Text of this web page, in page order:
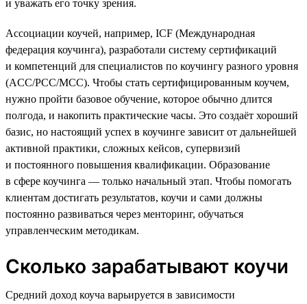
и уважать его точку зрения.
Ассоциации коучей, например, ICF (Международная
федерация коучинга), разработали систему сертификаций
и компетенций для специалистов по коучингу разного уровня
(ACC/PCC/MCC). Чтобы стать сертифицированным коучем,
нужно пройти базовое обучение, которое обычно длится
полгода, и накопить практические часы. Это создаёт хороший
базис, но настоящий успех в коучинге зависит от дальнейшей
активной практики, сложных кейсов, супервизий
и постоянного повышения квалификации. Образование
в сфере коучинга — только начальный этап. Чтобы помогать
клиентам достигать результатов, коучи и сами должны
постоянно развиваться через менторинг, обучаться
управленческим методикам.
Сколько зарабатывают коучи
Средний доход коуча варьируется в зависимости